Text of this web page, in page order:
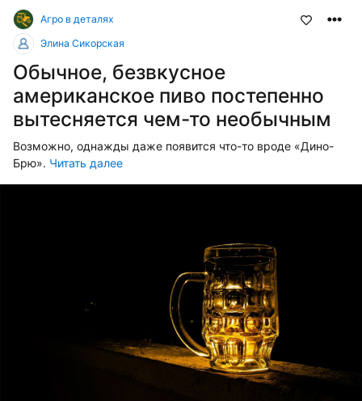
Агро в деталях
Элина Сикорская
Обычное, безвкусное
американское пиво постепенно
вытесняется чем-то необычным
Возможно, однажды даже появится что-то вроде «Дино-
Брю». Читать далее